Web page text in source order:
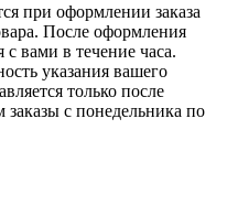
при оформлении заказа
После оформления
с вами в течение часа.
указания вашего
только после
с понедельника по